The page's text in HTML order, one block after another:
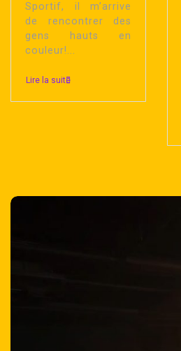
Sportif, il m’arrive
de rencontrer des
gens hauts en
couleur!...
Lire la suite